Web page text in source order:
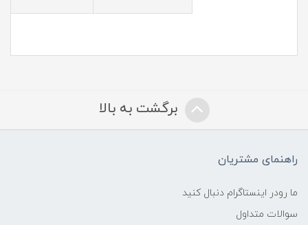
برگشت به بالا
راهنمای مشتریان
ما رودر اینستاگرام دنبال کنید
سوالات متداول